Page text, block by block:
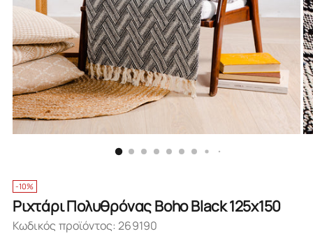
-10%
Ριχτάρι Πολυθρόνας Boho Black 125x150
Κωδικός προϊόντος: 269190